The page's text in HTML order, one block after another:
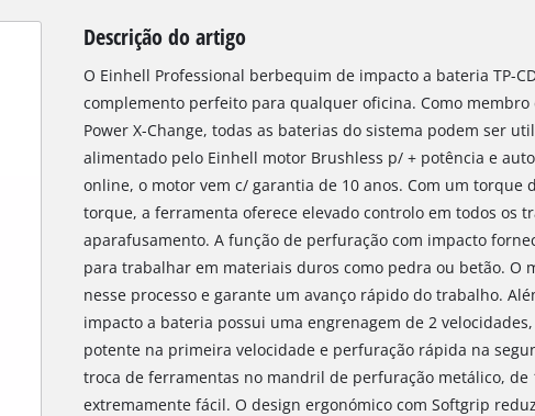
Descrição do artigo
O Einhell Professional berbequim de impacto a bateria TP-
complemento perfeito para qualquer oficina. Como
Power X-Change, todas as baterias do sistema podem ser
alimentado pelo Einhell motor Brushless p/ + potência e
online, o motor vem c/ garantia de 10 anos. Com um torque
torque, a ferramenta oferece elevado controlo em todos os
aparafusamento. A função de perfuração com impacto
para trabalhar em materiais duros como pedra ou betão. O
nesse processo e garante um avanço rápido do trabalho.
impacto a bateria possui uma engrenagem de 2
potente na primeira velocidade e perfuração rápida na
troca de ferramentas no mandril de perfuração metálico, de
extremamente fácil. O design ergonómico com Softgrip